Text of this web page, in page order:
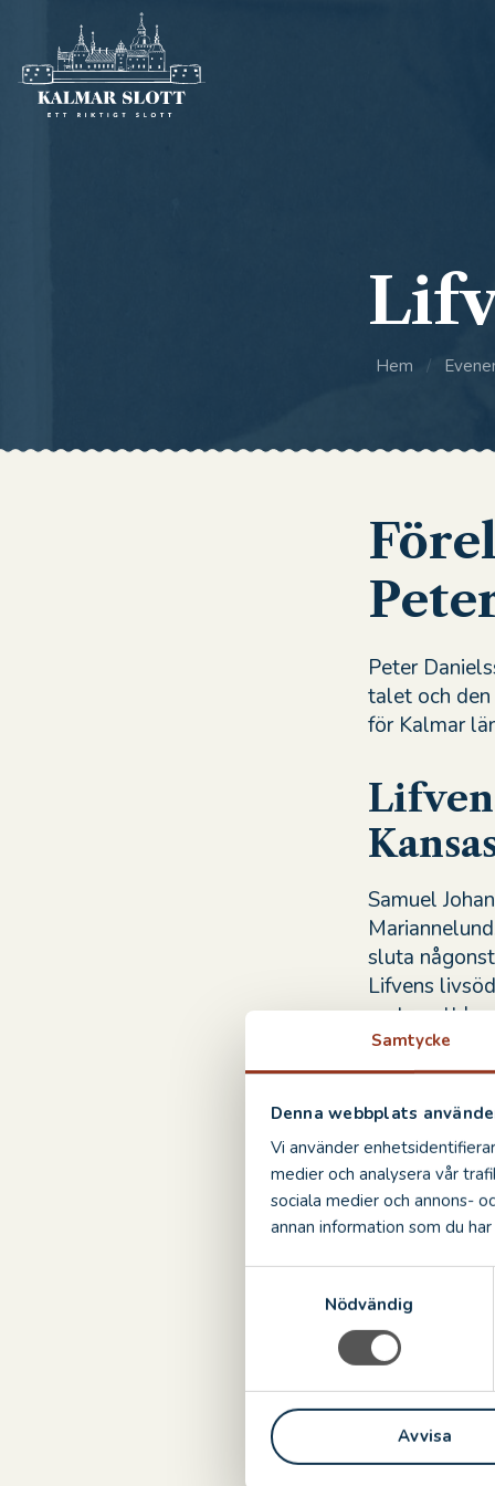
Samtycke
Denna webbplats
Vi använder
medier och analysera vår
sociala medier och annons-
annan information som du
Nödvändig
Avvisa
Hem /
Peter
talet och
för Kalmar
Samuel
sluta
Lifvens
myten att
Årskort
Biljetter
010-35 70
Biljetter
DELA: